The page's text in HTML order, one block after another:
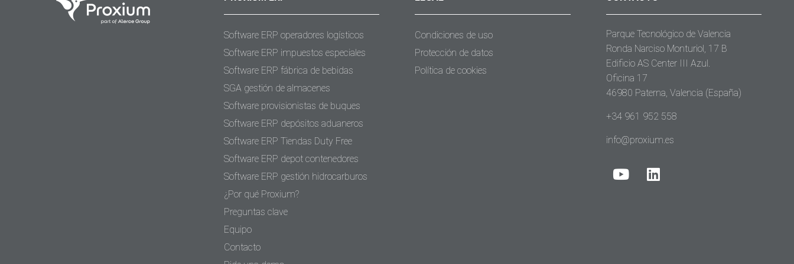
Software ERP operadores logísticos
Software ERP impuestos especiales
Software ERP fábrica de bebidas
SGA gestión de almacenes
Software provisionistas de buques
Software ERP depósitos aduaneros
Software ERP Tiendas Duty Free
Software ERP depot contenedores
Software ERP gestión hidrocarburos
¿Por qué Proxium?
Preguntas clave
Equipo
Contacto
Condiciones de uso
Protección de datos
Política de cookies
Parque Tecnológico de Valencia
Ronda Narciso Monturiol, 17 B
Edificio AS Center III Azul.
Oficina 17
46980 Paterna, Valencia (España)
+34 961 952 558
info@proxium.es